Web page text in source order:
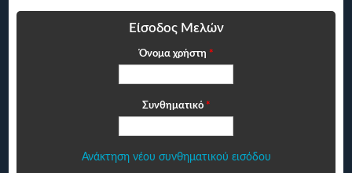
Είσοδος Μελών
Όνομα χρήστη *
Συνθηματικό *
Ανάκτηση νέου συνθηματικού εισόδου